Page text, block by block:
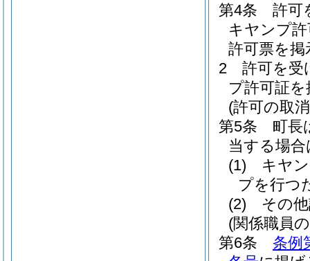
第4条
許可
キヤンプ
許可票を
2
許可を受
プ許可証
(許可の取
第5条
町長
当する場
(1)
キヤ
プを行つ
(2)
その
(関係職員
第6条
条例